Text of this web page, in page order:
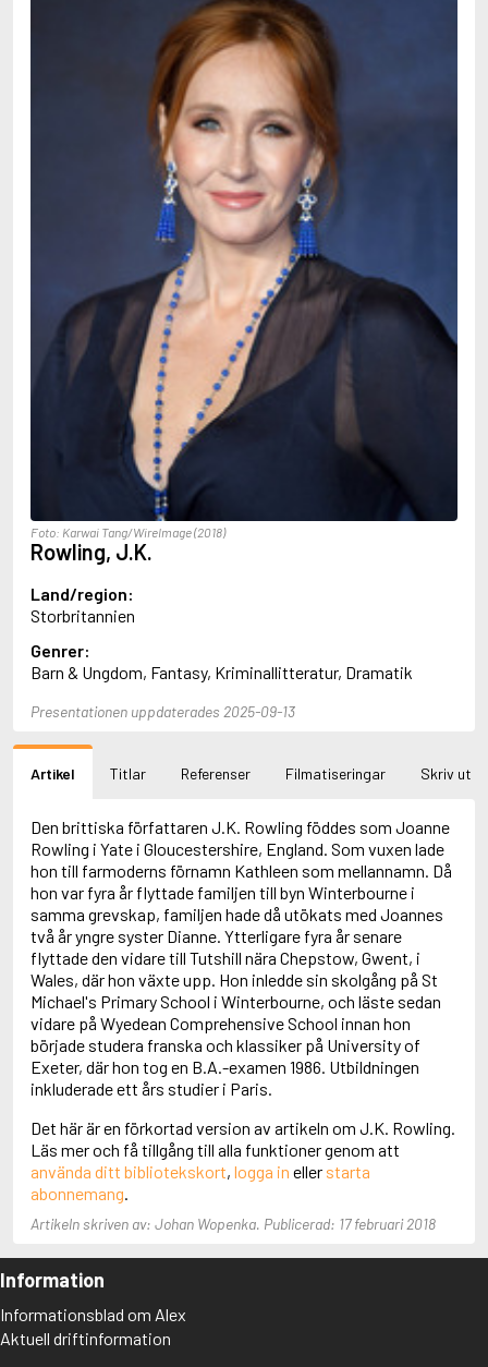
Abdel-Fattah, Randa
Abrahams, Peter (f. 1919)
Abrahams, Peter (f. 1947)
Abrahamson, Emmy
Abse, Dannie
Abu-Jaber, Diana
Abulhawa, Susan
Aburas, Lone
Achebe, Chinua
Achmatova, Anna
Aciman, André
Adamov, Arthur
Adams, Douglas
Adams, Herbert
Adams, Jane
Adams, Richard
Adbåge, Emma
Adbåge, Lisen
Adelborg, Ottilia
Adiga, Aravind
Adnan, Etel
Adolfsson, Evert
Adolfsson, Gunnar
Adolfsson, Josefine
Adolfsson, Maria
Adolphsen, Peter
Foto: Karwai Tang/WireImage (2018)
Rowling, J.K.
Land/region:
Storbritannien
Genrer:
Barn & Ungdom, Fantasy, Kriminallitteratur, Dramatik
Presentationen uppdaterades 2025-09-13
Artikel Titlar Referenser Filmatiseringar Skriv ut
Den brittiska författaren J.K. Rowling föddes som Joanne
Rowling i Yate i Gloucestershire, England. Som vuxen lade
hon till farmoderns förnamn Kathleen som mellannamn. Då
hon var fyra år flyttade familjen till byn Winterbourne i
samma grevskap, familjen hade då utökats med Joannes
två år yngre syster Dianne. Ytterligare fyra år senare
flyttade den vidare till Tutshill nära Chepstow, Gwent, i
Wales, där hon växte upp. Hon inledde sin skolgång på St
Michael's Primary School i Winterbourne, och läste sedan
vidare på Wyedean Comprehensive School innan hon
började studera franska och klassiker på University of
Exeter, där hon tog en B.A.-examen 1986. Utbildningen
inkluderade ett års studier i Paris.
Det här är en förkortad version av artikeln om J.K. Rowling.
Läs mer och få tillgång till alla funktioner genom att
använda ditt bibliotekskort, logga in eller starta
abonnemang
Artikeln skriven av: Johan Wopenka. Publicerad: 17 februari 2018
Information
Informationsblad om Alex
Aktuell driftinformation